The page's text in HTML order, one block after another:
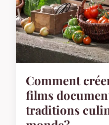
Comment
films
traditions